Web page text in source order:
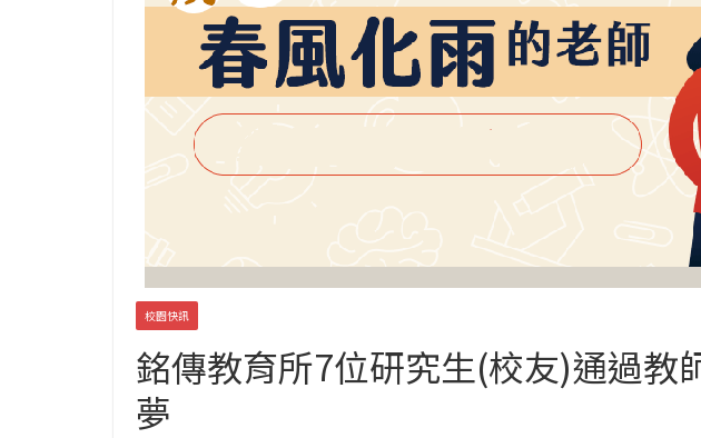
校園快訊
銘傳教育所7位研究生(校友)通過教
夢